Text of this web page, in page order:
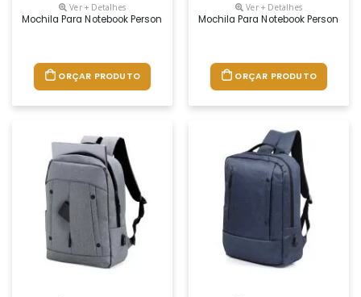
Ver + Detalhes
Mochila Para Notebook Personalizada
ORÇAR PRODUTO
Ver + Detalhes
Mochila Para Notebook
ORÇAR PRODUTO